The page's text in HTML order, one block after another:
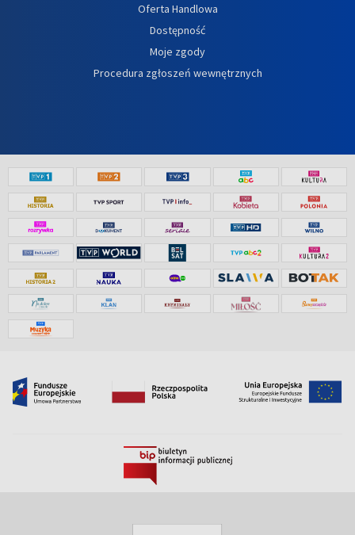
Oferta Handlowa
Dostępność
Moje zgody
Procedura zgłoszeń wewnętrznych